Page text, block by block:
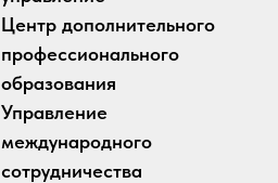
Центр дополнительного
профессионального
образования
Управление
международного
сотрудничества